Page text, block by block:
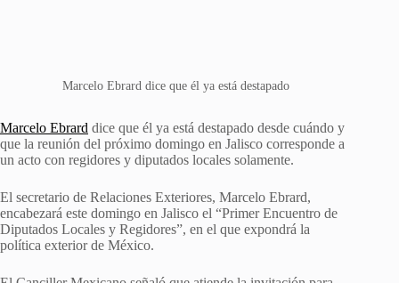
Marcelo Ebrard dice que él ya está destapado
Marcelo Ebrard dice que él ya está destapado desde cuándo y
que la reunión del próximo domingo en Jalisco corresponde a
un acto con regidores y diputados locales solamente.
El secretario de Relaciones Exteriores, Marcelo Ebrard,
encabezará este domingo en Jalisco el “Primer Encuentro de
Diputados Locales y Regidores”, en el que expondrá la
política exterior de México.